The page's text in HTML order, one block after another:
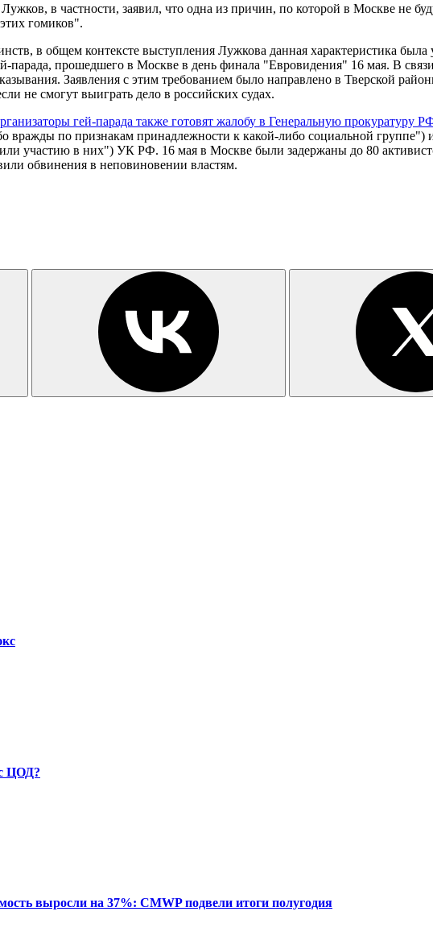
в частности, заявил, что одна из причин, по которой в Москве не
гомиков".
в общем контексте выступления Лужкова данная характеристика
парада, прошедшего в Москве в день финала "Евровидения" 16 мая. В
Заявления с этим требованием было направлено в Тверской
не смогут выиграть дело в российских судах.
гей-парада также готовят жалобу в Генеральную прокуратуру
вражды по признакам принадлежности к какой-либо социальной
участию в них") УК РФ. 16 мая в Москве были задержаны до 80
обвинения в неповиновении властям.
ЦОД?
выросли на 37%: CMWP подвели итоги полугодия